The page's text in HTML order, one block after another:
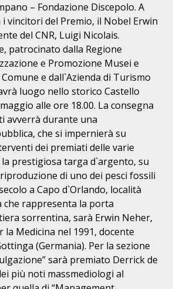
– Fondazione Discepolo. A
i vincitori del Premio, il Nobel Erwin
del CNR, Luigi Nicolais.
patrocinato dalla Regione
e Promozione Musei e
e dall`Azienda di Turismo
luogo nello storico Castello
alle ore 18.00. La consegna
avverrà durante una
che si impernierà su
dei premiati delle varie
prestigiosa targa d`argento, su
di uno dei pesci fossili
a Capo d`Orlando, località
che rappresenta la porta
sorrentina, sarà Erwin Neher,
Medicina nel 1991, docente
(Germania). Per la sezione
sarà premiato Derrick de
più noti massmediologi al